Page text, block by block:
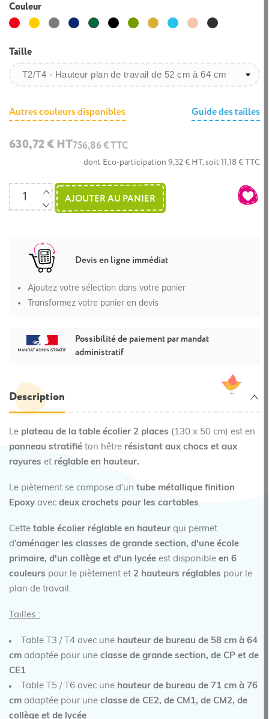
Couleur
RougeJauneGris
Bleu
Vert
Noir
Vert
MoutardeTurquoise
Saumon
Gris
Taille
Autres couleurs disponibles Guide des tailles
630,72 € HT756,86 € TTC
dont Eco-participation 9,32 € HT, soit 11,18 € TTC
AJOUTER AU PANIER
Devis en ligne immédiat
Ajoutez votre sélection dans votre panier
Transformez votre panier en devis
Possibilité de paiement par mandat
administratif
Description
Le plateau de la table écolier 2 places (130 x 50 cm) est en
panneau stratifié ton hêtre résistant aux chocs et aux
rayures et réglable en hauteur.
Le piètement se compose d'un tube métallique finition
Epoxy avec deux crochets pour les cartables.
Cette table écolier réglable en hauteur qui permet
d'aménager les classes de grande section, d'une école
primaire, d'un collège et d'un lycée est disponible en 6
couleurs pour le piètement et 2 hauteurs réglables pour le
plan de travail.
Tailles :
Table T3 / T4 avec une hauteur de bureau de 58 cm à 64
cm adaptée pour une classe de grande section, de CP et de
CE1
Table T5 / T6 avec une hauteur de bureau de 71 cm à 76
cm adaptée pour une classe de CE2, de CM1, de CM2, de
collège et de lycée